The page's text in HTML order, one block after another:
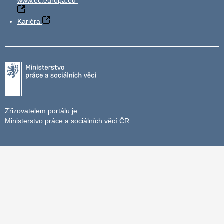
Kariéra
Zřizovatelem portálu je
Ministerstvo práce a sociálních věcí ČR